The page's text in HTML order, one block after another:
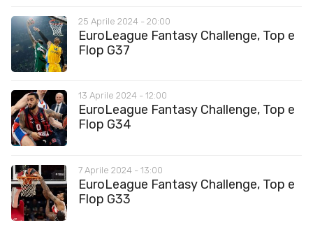
25 Aprile 2024 - 20:00
EuroLeague Fantasy Challenge, Top e
Flop G37
13 Aprile 2024 - 12:00
EuroLeague Fantasy Challenge, Top e
Flop G34
7 Aprile 2024 - 13:00
EuroLeague Fantasy Challenge, Top e
Flop G33